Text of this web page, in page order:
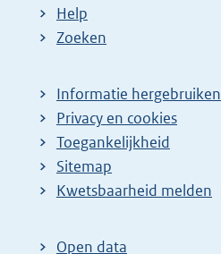
Help
Zoeken
Informatie hergebruiken
Privacy en cookies
Toegankelijkheid
Sitemap
E
t
Kwetsbaarheid melden
Open data